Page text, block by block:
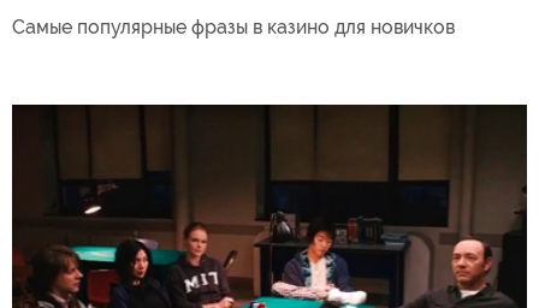
Самые популярные фразы в казино для новичков